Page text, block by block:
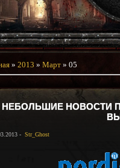
» 2013 » Март » 05
НЕБОЛЬШИЕ НОВОСТИ
- Str_Ghost